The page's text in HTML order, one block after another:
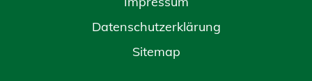
Datenschutzerklärung
Sitemap